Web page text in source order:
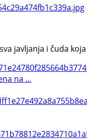
javljanja i čuda
na ...